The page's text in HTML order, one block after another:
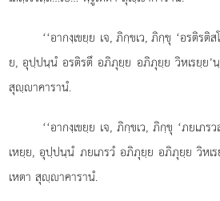
‘‘อากงฺเขยฺย เจ, ภิกฺขเว, ภิกฺขุ ‘อรติร
ย, อุปฺปนฺนํ อรติรตึ อภิภุยฺย อภิภุยฺย วิหเรยฺย’
สุฺาคารานํ.
‘‘อากงฺเขยฺย เจ, ภิกฺขเว, ภิกฺขุ ‘ภยเภ
เหยฺย, อุปฺปนฺนํ ภยเภรวํ อภิภุยฺย อภิภุยฺย วิหเร
เหตา สุฺาคารานํ.